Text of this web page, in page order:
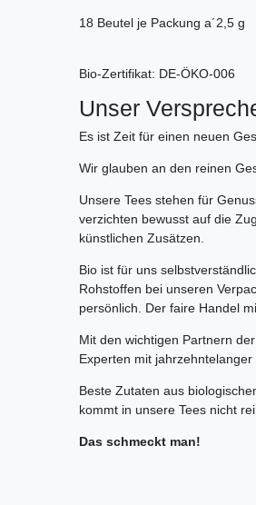
18 Beutel je Packung a´2,5 g
Bio-Zertifikat: DE-ÖKO-006
Unser
Es ist Zeit für einen neuen
Wir glauben an den reinen
Unsere Tees stehen für
verzichten bewusst auf die
künstlichen Zusätzen.
Bio ist für uns
Rohstoffen bei unseren
persönlich. Der faire Handel
Mit den wichtigen Partnern
Experten mit
Beste Zutaten aus
kommt in unsere Tees nicht
Das schmeckt man!